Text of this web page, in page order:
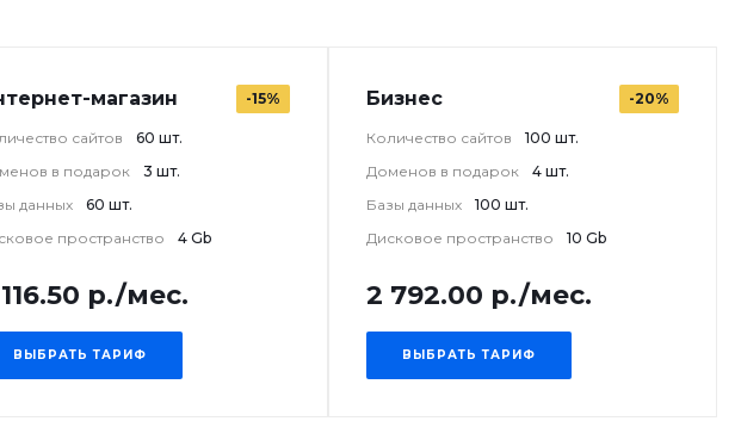
магазин -15%
сайтов
60 шт.
в подарок
3 шт.
данных
60 шт.
пространство
4 Gb
р./мес.
ВЫБРАТЬ ТАРИФ
Бизнес -20%
Количество сайтов
100 шт.
Доменов в подарок
4 шт.
Базы данных
100 шт.
Дисковое пространство
10 Gb
2 792.00 р./мес.
ВЫБРАТЬ ТАРИФ